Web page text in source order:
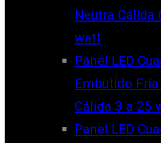
Neutra Cálida
watt
Panel LED
Embutido
Cálida 3 a 25
Panel LED